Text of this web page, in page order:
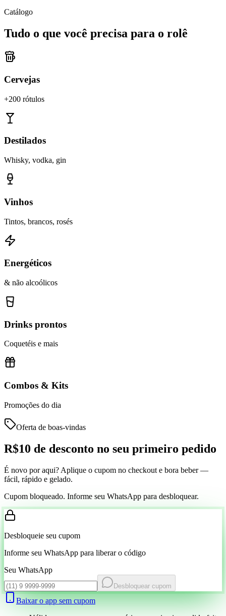
Catálogo
Tudo o que você precisa para o rolê
Cervejas
+200 rótulos
Destilados
Whisky, vodka, gin
Vinhos
Tintos, brancos, rosés
Energéticos
& não alcoólicos
Drinks prontos
Coquetéis e mais
Combos & Kits
Promoções do dia
Oferta de boas-vindas
R$10 de desconto no seu primeiro pedido
É novo por aqui? Aplique o cupom no checkout e bora beber —
fácil, rápido e gelado.
Cupom bloqueado. Informe seu WhatsApp para desbloquear.
Desbloqueie seu cupom
Informe seu WhatsApp para liberar o código
Seu WhatsApp
Desbloquear cupom
Baixar o app sem cupom